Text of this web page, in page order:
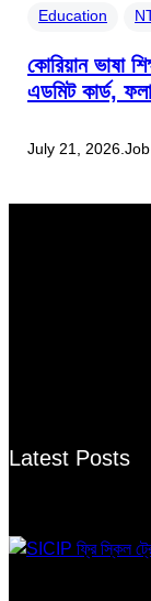
Education
কোরিয়ান ভাষা
এডমিট কার্ড,
July 21, 2026.
Latest Posts